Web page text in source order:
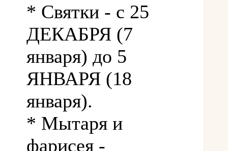
* Святки - с 25
ДЕКАБРЯ (7
января) до 5
ЯНВАРЯ (18
января).
* Мытаря и
фарисея -